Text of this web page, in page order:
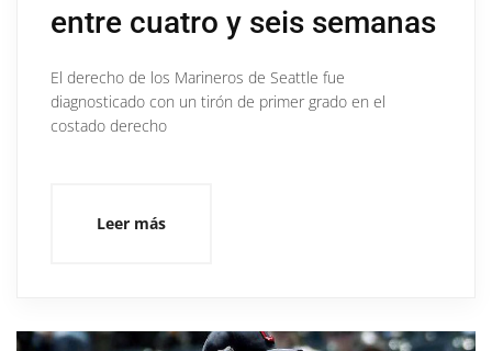
entre cuatro y seis semanas
El derecho de los Marineros de Seattle fue
diagnosticado con un tirón de primer grado en el
costado derecho
Leer más